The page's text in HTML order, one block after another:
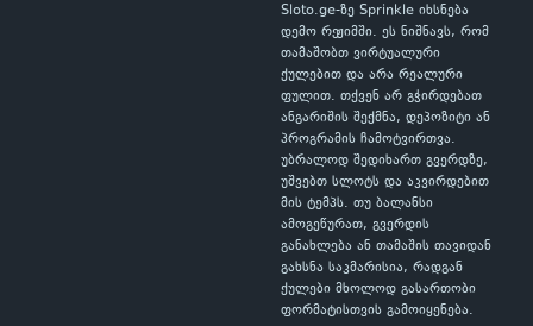
Sloto.ge-ზე Sprinkle იხსნება
დემო რეჟიმში. ეს ნიშნავს, რომ
თამაშობთ ვირტუალური
ქულებით და არა რეალური
ფულით. თქვენ არ გჭირდებათ
ანგარიშის შექმნა, დეპოზიტი ან
პროგრამის ჩამოტვირთვა.
უბრალოდ შედიხართ გვერდზე,
უშვებთ სლოტს და აკვირდებით
მის ტემპს. თუ ბალანსი
ამოგეწურათ, გვერდის
განახლება ან თამაშის თავიდან
გახსნა საკმარისია, რადგან
ქულები მხოლოდ გასართობი
ფორმატისთვის გამოიყენება.